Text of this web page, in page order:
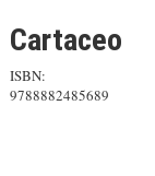
Cartaceo
ISBN:
9788882485689